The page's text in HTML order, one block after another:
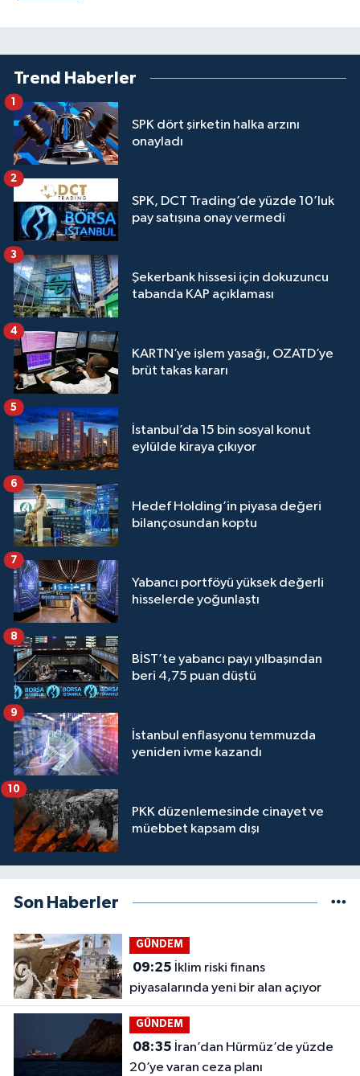
Trend Haberler
SPK dört şirketin halka arzını
onayladı
1
SPK, DCT Trading’de yüzde 10’luk
pay satışına onay vermedi
2
Şekerbank hissesi için dokuzuncu
tabanda KAP açıklaması
3
KARTN’ye işlem yasağı, OZATD’ye
brüt takas kararı
4
İstanbul’da 15 bin sosyal konut
eylülde kiraya çıkıyor
5
Hedef Holding’in piyasa değeri
bilançosundan koptu
6
Yabancı portföyü yüksek değerli
hisselerde yoğunlaştı
7
BİST’te yabancı payı yılbaşından
beri 4,75 puan düştü
8
İstanbul enflasyonu temmuzda
yeniden ivme kazandı
9
PKK düzenlemesinde cinayet ve
müebbet kapsam dışı
10
Son Haberler
GÜNDEM
09:25
piyasalarında yeni bir alan açıyor
GÜNDEM
08:35
20’ye varan ceza planı